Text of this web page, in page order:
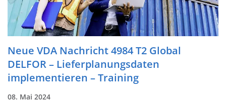
Neue VDA Nachricht 4984 T2 Global
DELFOR – Lieferplanungsdaten
implementieren – Training
08. Mai 2024